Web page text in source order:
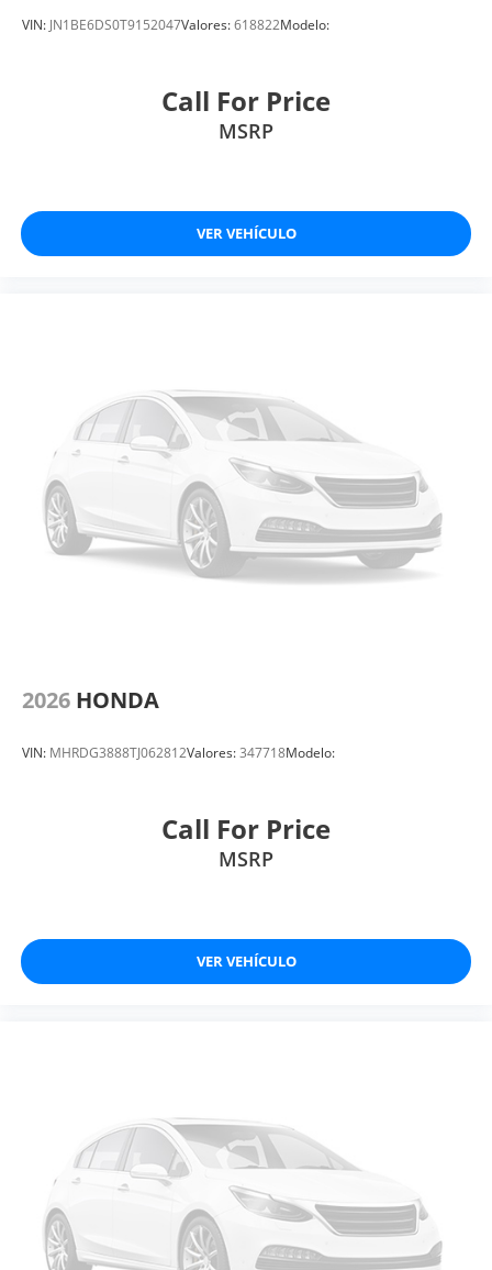
VIN: JN1BE6DS0T9152047Valores:618822Modelo:
Call For Price
MSRP
VER VEHÍCULO
2026 HONDA
VIN: MHRDG3888TJ062812Valores:347718Modelo:
Call For Price
MSRP
VER VEHÍCULO